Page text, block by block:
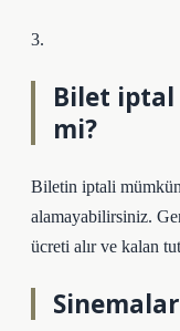
3.
Bilet
mi?
Biletin iptali mümkün
alamayabilirsiniz.
ücreti alır ve kalan